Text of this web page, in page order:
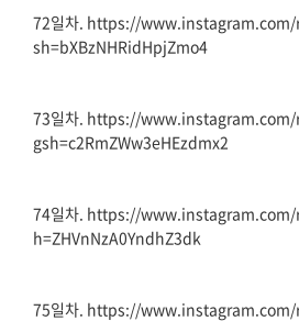
72일차. https://
sh=bXBzNHRidHpjZmo4
73일차. https://
gsh=c2RmZWw3eHEzdmx2
74일차. https://
h=ZHVnNzA0YndhZ3dk
75일차. https://